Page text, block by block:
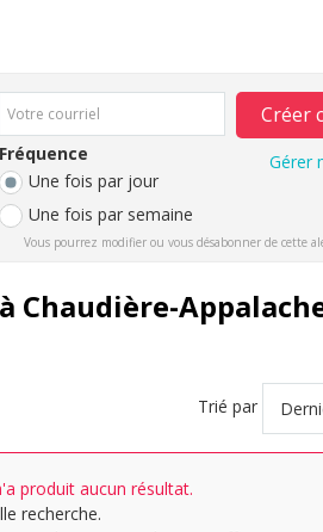
Fréquence
Une fois par jour
Une fois par semaine
Créer
Gérer
Vous pourrez modifier ou vous désabonner de cette
Chaudière-
Trié par
produit aucun résultat.
recherche.